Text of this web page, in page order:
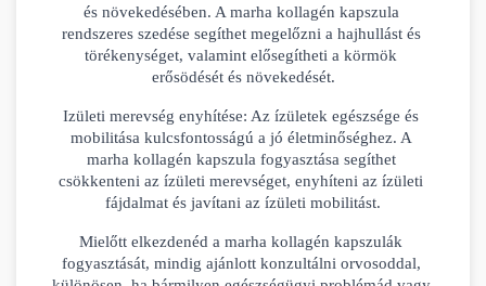
és növekedésében. A marha kollagén kapszula
rendszeres szedése segíthet megelőzni a hajhullást és
törékenységet, valamint elősegítheti a körmök
erősödését és növekedését.
Izületi merevség enyhítése: Az ízületek egészsége és
mobilitása kulcsfontosságú a jó életminőséghez. A
marha kollagén kapszula fogyasztása segíthet
csökkenteni az ízületi merevséget, enyhíteni az ízületi
fájdalmat és javítani az ízületi mobilitást.
Mielőtt elkezdenéd a marha kollagén kapszulák
fogyasztását, mindig ajánlott konzultálni orvosoddal,